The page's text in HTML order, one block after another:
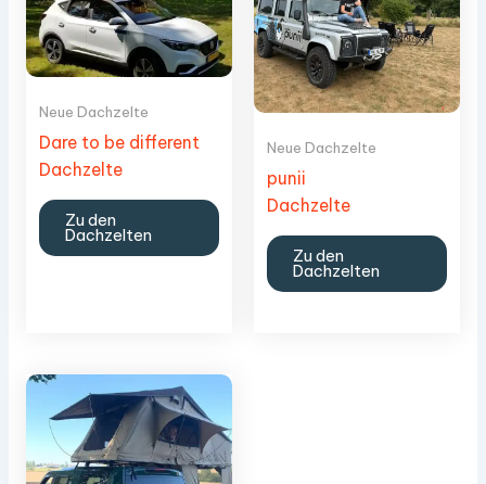
Neue Dachzelte
Dare to be different
Dachzelte
Zu den
Dachzelten
Neue Dachzelte
punii
Dachzelte
Zu den
Dachzelten